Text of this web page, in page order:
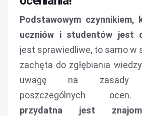
Podstawowym czynnikiem,
uczniów i studentów jest
jest sprawiedliwe, to samo w
zachęta do zgłębiania
uwagę na zasady
poszczególnych
przydatna jest